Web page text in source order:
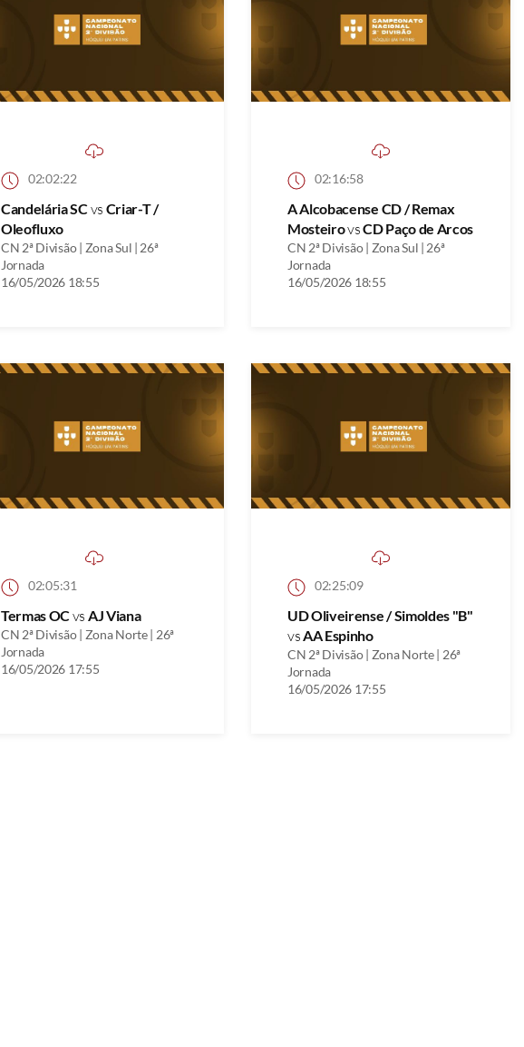
02:02:22
Candelária SCvs Criar-T /
Oleofluxo
CN 2ª Divisão | Zona Sul | 26ª
Jornada
16/05/2026 18:55
02:16:58
A Alcobacense CD / Remax
MosteirovsCD Paço de Arcos
CN 2ª Divisão | Zona Sul | 26ª
Jornada
16/05/2026 18:55
02:05:31
Termas OCvs AJ Viana
CN 2ª Divisão | Zona Norte | 26ª
Jornada
16/05/2026 17:55
02:25:09
UD Oliveirense / Simoldes "B"
vsAA Espinho
CN 2ª Divisão | Zona Norte | 26ª
Jornada
16/05/2026 17:55